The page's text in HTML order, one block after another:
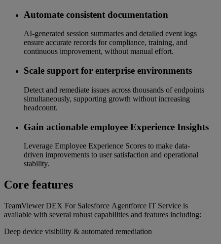
Automate consistent documentation
AI‑generated session summaries and detailed event logs
ensure accurate records for compliance, training, and
continuous improvement, without manual effort.
Scale support for enterprise environments
Detect and remediate issues across thousands of endpoints
simultaneously, supporting growth without increasing
headcount.
Gain actionable employee Experience Insights
Leverage Employee Experience Scores to make data-
driven improvements to user satisfaction and operational
stability.
Core features
TeamViewer DEX For Salesforce Agentforce IT Service is
available with several robust capabilities and features including:
Deep device visibility & automated remediation